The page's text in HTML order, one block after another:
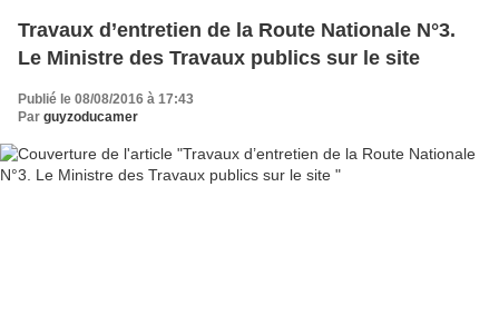
Travaux d’entretien de la Route Nationale N°3.
Le Ministre des Travaux publics sur le site
Publié le 08/08/2016 à 17:43
Par guyzoducamer